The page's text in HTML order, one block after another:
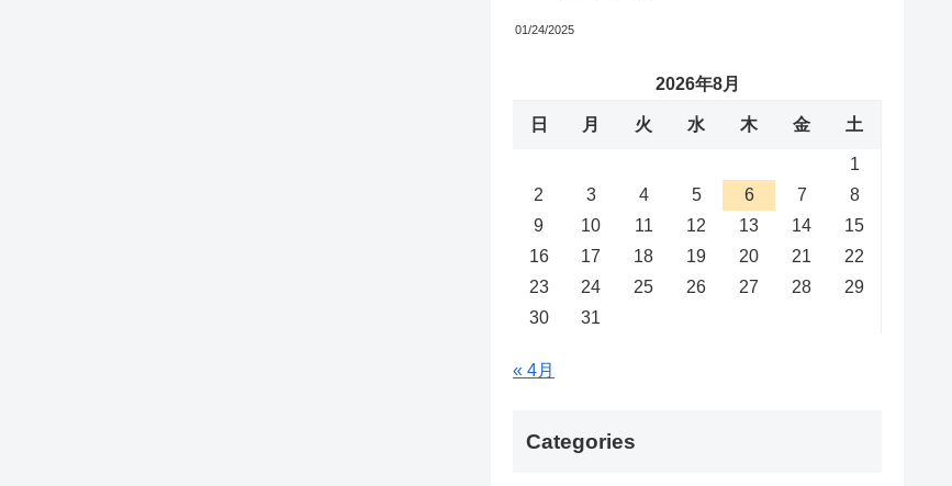
01/24/2025
2026年8月
日 月 火 水 木 金 土
1
2
3 4 5 6 7
8
9
10 11 12 13 14
15
16
17 18 19 20 21
22
23
24 25 26 27 28
29
30
31
« 4月
Categories